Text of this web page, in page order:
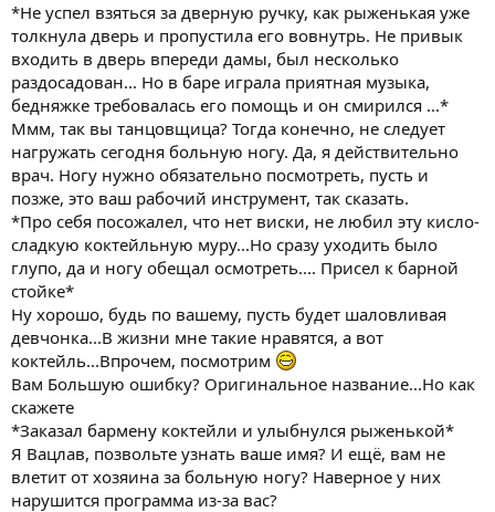
*Не успел взяться за дверную ручку, как рыженькая уже
толкнула дверь и пропустила его вовнутрь. Не привык
входить в дверь впереди дамы, был несколько
раздосадован... Но в баре играла приятная музыка,
бедняжке требовалась его помощь и он смирился ...*
Ммм, так вы танцовщица? Тогда конечно, не следует
нагружать сегодня больную ногу. Да, я действительно
врач. Ногу нужно обязательно посмотреть, пусть и
позже, это ваш рабочий инструмент, так сказать.
*Про себя посожалел, что нет виски, не любил эту кисло-
сладкую коктейльную муру...Но сразу уходить было
глупо, да и ногу обещал осмотреть.... Присел к барной
стойке*
Ну хорошо, будь по вашему, пусть будет шаловливая
девчонка...В жизни мне такие нравятся, а вот
коктейль...Впрочем, посмотрим
Вам Большую ошибку? Оригинальное название...Но как
скажете
*Заказал бармену коктейли и улыбнулся рыженькой*
Я Вацлав, позвольте узнать ваше имя? И ещё, вам не
влетит от хозяина за больную ногу? Наверное у них
нарушится программа из-за вас?